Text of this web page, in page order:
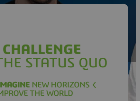
compromisos